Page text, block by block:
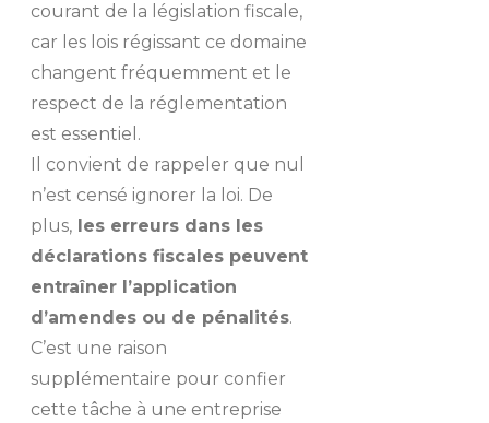
courant de la législation fiscale,
car les lois régissant ce domaine
changent fréquemment et le
respect de la réglementation
est essentiel.
Il convient de rappeler que nul
n’est censé ignorer la loi. De
plus, les erreurs dans les
déclarations fiscales peuvent
entraîner l’application
d’amendes ou de pénalités.
C’est une raison
supplémentaire pour confier
cette tâche à une entreprise